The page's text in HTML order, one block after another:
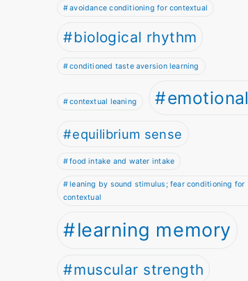
avoidance conditioning for contextual
biological rhythm
conditioned taste aversion learning
contextual leaning
equilibrium sense
food intake and water intake
leaning by sound stimulus; fear conditioning for
contextual
learning memory
muscular strength